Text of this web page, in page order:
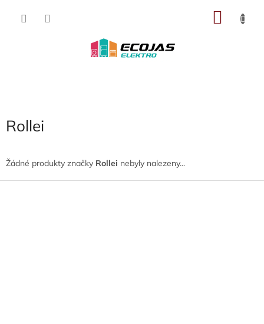
Rollei
Žádné produkty značky Rollei nebyly nalezeny...